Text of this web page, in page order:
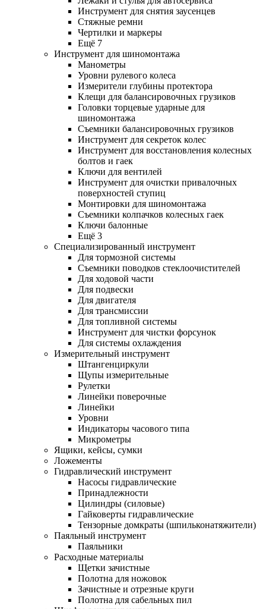
Инструмент для снятия заусенцев
Стяжные ремни
Чертилки и маркеры
Ещё 7
Инструмент для шиномонтажа
Манометры
Уровни рулевого колеса
Измерители глубины протектора
Клещи для балансировочных грузиков
Головки торцевые ударные для
шиномонтажа
Съемники балансировочных грузиков
Инструмент для секреток колес
Инструмент для восстановления колесных
болтов и гаек
Ключи для вентилей
Инструмент для очистки привалочных
поверхностей ступиц
Монтировки для шиномонтажа
Съемники колпачков колесных гаек
Ключи балонные
Ещё 3
Специализированный инструмент
Для тормозной системы
Съемники поводков стеклоочистителей
Для ходовой части
Для подвески
Для двигателя
Для трансмиссии
Для топливной системы
Инструмент для чистки форсунок
Для системы охлаждения
Измерительный инструмент
Штангенциркули
Щупы измерительные
Рулетки
Линейки поверочные
Линейки
Уровни
Индикаторы часового типа
Микрометры
Ящики, кейсы, сумки
Ложементы
Гидравлический инструмент
Насосы гидравлические
Принадлежности
Цилиндры (силовые)
Гайковерты гидравлические
Тензорные домкраты (шпильконатяжители)
Паяльный инструмент
Паяльники
Расходные материалы
Щетки зачистные
Полотна для ножовок
Зачистные и отрезные круги
Полотна для сабельных пил